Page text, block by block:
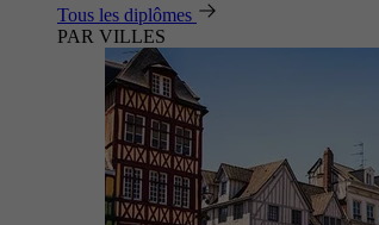
Tous les diplômes
PAR VILLES